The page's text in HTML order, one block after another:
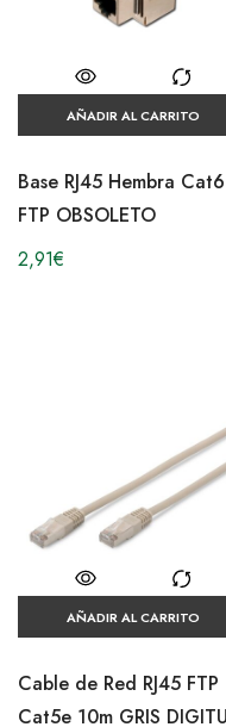
AÑADIR AL CARRITO
Base RJ45 Hembra Cat6
FTP OBSOLETO
2,91€
AÑADIR AL CARRITO
Cable de Red RJ45 FTP
Cat5e 10m GRIS